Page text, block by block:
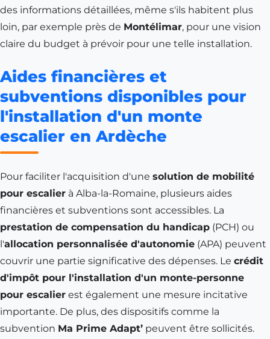
des informations détaillées, même s'ils habitent plus
loin, par exemple près de Montélimar, pour une vision
claire du budget à prévoir pour une telle installation.
Aides financières et
subventions disponibles pour
l'installation d'un monte
escalier en Ardèche
Pour faciliter l'acquisition d'une solution de mobilité
pour escalier à Alba-la-Romaine, plusieurs aides
financières et subventions sont accessibles. La
prestation de compensation du handicap (PCH) ou
l'allocation personnalisée d'autonomie (APA) peuvent
couvrir une partie significative des dépenses. Le crédit
d'impôt pour l'installation d'un monte-personne
pour escalier est également une mesure incitative
importante. De plus, des dispositifs comme la
subvention Ma Prime Adapt’ peuvent être sollicités.